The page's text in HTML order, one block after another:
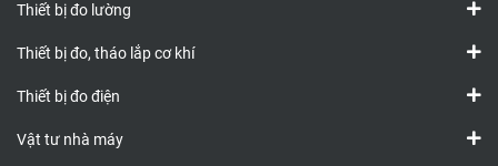
Thiết bị đo lường
Thiết bị đo, tháo lắp cơ khí
Thiết bị đo điện
Vật tư nhà máy